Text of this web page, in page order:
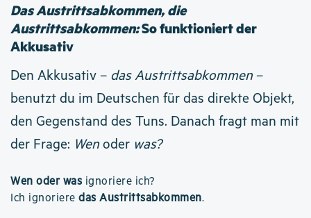
Das Austrittsabkommen, die
Austrittsabkommen:So funktioniert der
Akkusativ
Den Akkusativ – das Austrittsabkommen–
benutzt du im Deutschen für das direkte Objekt,
den Gegenstand des Tuns. Danach fragt man mit
der Frage: Wenoder was?
Wen oder was ignoriere ich?
Ich ignoriere das Austrittsabkommen.